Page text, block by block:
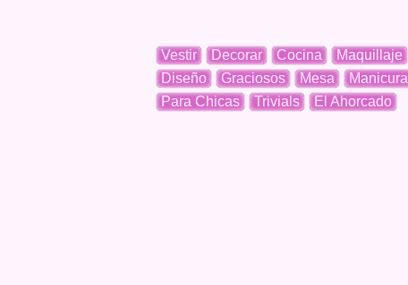
Vestir Decorar Cocina Maquillaje
Diseño
Graciosos Mesa Manicura
Para Chicas
Trivials El Ahorcado